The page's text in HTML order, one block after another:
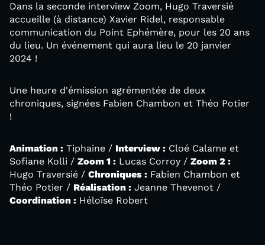
Dans la seconde interview Zoom, Hugo Traversié
accueille (à distance) Xavier Ridel, responsable
communication du Point Ephémère, pour les 20 ans
du lieu. Un événement qui aura lieu le 20 janvier
2024 !
Une heure d'émission agrémentée de deux
chroniques, signées Fabien Chambon et Théo Potier
!
Animation : Tiphaine / Interview : Cloé Calame et
Sofiane Kolli / Zoom 1 : Lucas Corroy / Zoom 2 :
Hugo Traversié / Chroniques : Fabien Chambon et
Théo Potier / Réalisation : Jeanne Thevenot /
Coordination : Héloïse Robert